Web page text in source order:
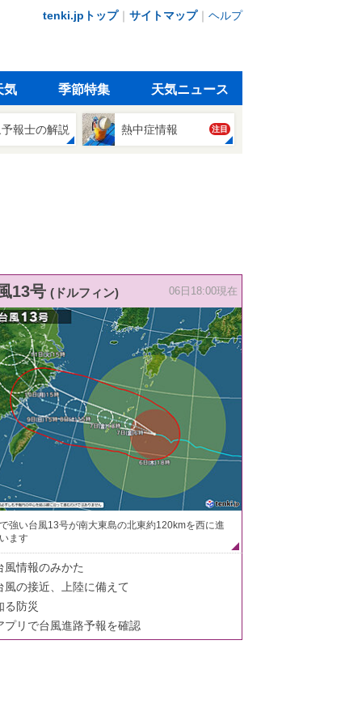
tenki.jpトップ｜ サイトマップ｜ ヘルプ
気 季節特集 天気ニュース
報士の解説 熱中症情報 注目
13号 (ドルフィン) 06日18:00現在
強い台風13号が南大東島の北東約120kmを西に進
ます
風情報のみかた
風の接近、上陸に備えて
る防災
プリで台風進路予報を確認